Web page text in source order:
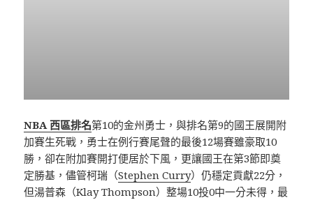
NBA 西區排名第10的金州勇士，與排名第9的國王展開附
加賽生死戰，勇士在例行賽尾聲的最後12場賽雖豪取10
勝，卻在附加賽開打便居於下風，更讓國王在第3節即奠
定勝基，儘管柯瑞（Stephen Curry）仍穩定貢獻22分，
但湯普森（Klay Thompson）整場10投0中一分未得，最